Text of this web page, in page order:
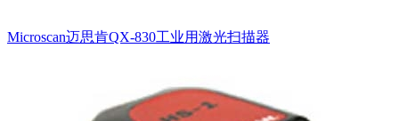
Microscan迈思肯QX-830工业用激光扫描器